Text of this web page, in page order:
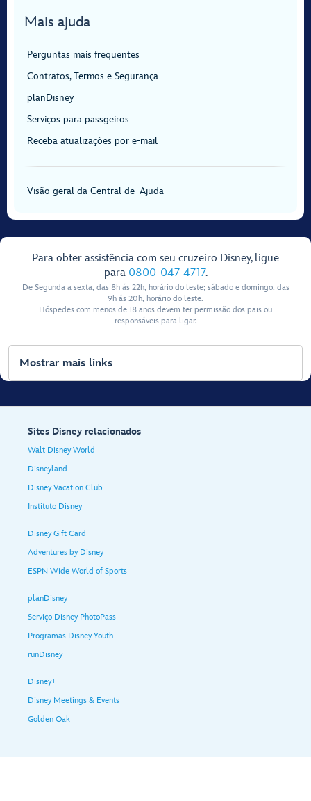
Mais ajuda
Perguntas mais frequentes
Contratos, Termos e Segurança
planDisney
Serviços para passgeiros
Receba atualizações por e-mail
Visão geral da Central de Ajuda
Para obter assistência com seu cruzeiro Disney, ligue
para 0800-047-4717.
De Segunda a sexta, das 8h ás 22h, horário do leste; sábado e domingo, das
9h ás 20h, horário do leste.
Hóspedes com menos de 18 anos devem ter permissão dos pais ou
responsáveis para ligar.
Mostrar mais links
Sites Disney relacionados
Walt Disney World
Disneyland
Disney Vacation Club
Instituto Disney
Disney Gift Card
Adventures by Disney
ESPN Wide World of Sports
planDisney
Serviço Disney PhotoPass
Programas Disney Youth
runDisney
Disney+
Disney Meetings & Events
Golden Oak